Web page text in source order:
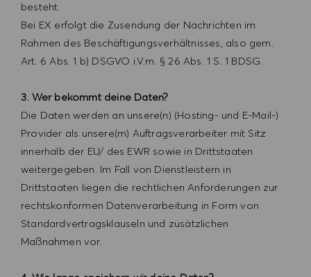
besteht.
Bei EX erfolgt die Zusendung der Nachrichten im
Rahmen des Beschäftigungsverhältnisses, also gem.
Art. 6 Abs. 1 b) DSGVO i.V.m. § 26 Abs. 1 S. 1 BDSG.
3. Wer bekommt deine Daten?
Die Daten werden an unsere(n) (Hosting- und E-Mail-)
Provider als unsere(m) Auftragsverarbeiter mit Sitz
innerhalb der EU/ des EWR sowie in Drittstaaten
weitergegeben. Im Fall von Dienstleistern in
Drittstaaten liegen die rechtlichen Anforderungen zur
rechtskonformen Datenverarbeitung in Form von
Standardvertragsklauseln und zusätzlichen
Maßnahmen vor.